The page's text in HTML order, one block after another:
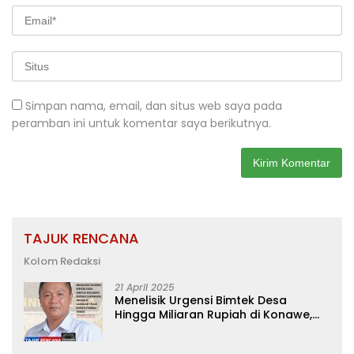
Simpan nama, email, dan situs web saya pada
peramban ini untuk komentar saya berikutnya.
TAJUK RENCANA
Kolom Redaksi
21 April 2025
Menelisik Urgensi Bimtek Desa
Hingga Miliaran Rupiah di Konawe,